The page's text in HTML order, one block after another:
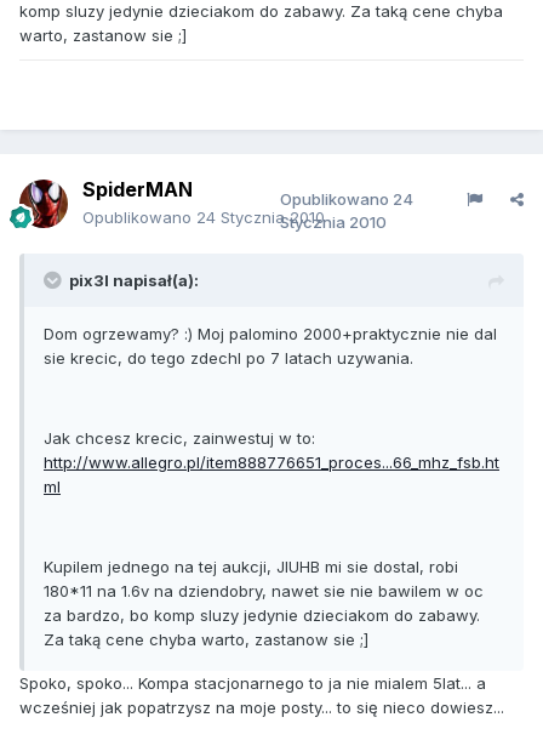
komp sluzy jedynie dzieciakom do zabawy. Za taką cene chyba
warto, zastanow sie ;]
SpiderMAN
Opublikowano 24 Stycznia 2010
Opublikowano 24
Stycznia 2010
pix3l napisał(a):
Dom ogrzewamy? :) Moj palomino 2000+praktycznie nie dal
sie krecic, do tego zdechl po 7 latach uzywania.
Jak chcesz krecic, zainwestuj w to:
http://www.allegro.pl/item888776651_proces...66_mhz_fsb.ht
ml
Kupilem jednego na tej aukcji, JIUHB mi sie dostal, robi
180*11 na 1.6v na dziendobry, nawet sie nie bawilem w oc
za bardzo, bo komp sluzy jedynie dzieciakom do zabawy.
Za taką cene chyba warto, zastanow sie ;]
Spoko, spoko... Kompa stacjonarnego to ja nie mialem 5lat... a
wcześniej jak popatrzysz na moje posty... to się nieco dowiesz...